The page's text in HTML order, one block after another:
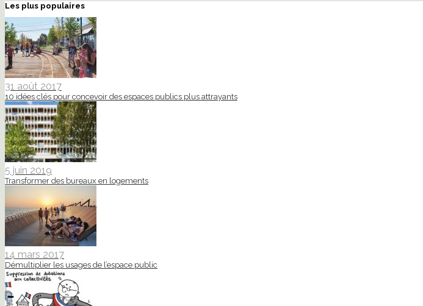
Les plus populaires
31 août 2017
10 idées clés pour concevoir des espaces publics plus attrayants
5 juin 2019
Transformer des bureaux en logements
14 mars 2017
Démultiplier les usages de l’espace public